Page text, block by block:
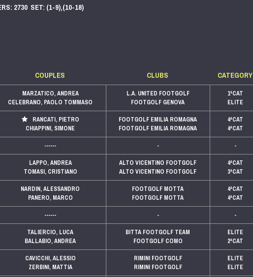
2730 SET: (1-9),(10-18)
COUPLES CLUBS CATEGORY
MARZATICO, ANDREA
CELEBRANO, PAOLO TOMMASO
L.A. UNITED FOOTGOLF
FOOTGOLF GENOVA
1ªCAT
ELITE
RANCATI, PIETRO
CHIAPPINI, SIMONE
FOOTGOLF EMILIA ROMAGNA
FOOTGOLF EMILIA ROMAGNA
4ªCAT
4ªCAT
------
- -
LAPPO, ANDREA
TOMASI, CRISTIANO
ALTO VICENTINO FOOTGOLF
ALTO VICENTINO FOOTGOLF
4ªCAT
3ªCAT
NARDIN, ALESSANDRO
PANERO, MARCO
FOOTGOLF MOTTA
FOOTGOLF MOTTA
4ªCAT
4ªCAT
------
- -
TALIERCIO, LUCA
BALLABIO, ANDREA
BITTA FOOTGOLF TEAM
FOOTGOLF COMO
ELITE
2ªCAT
CAVICCHI, ALESSIO
ZERBINI, MATTIA
RIMINI FOOTGOLF
RIMINI FOOTGOLF
ELITE
ELITE